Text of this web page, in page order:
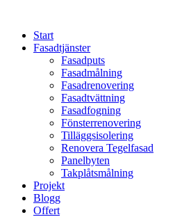
contentStart
Fasadtjänster
Fasadputs
Fasadmålning
Fasadrenovering
Fasadtvättning
Fasadfogning
Fönsterrenovering
Tilläggsisolering
Renovera Tegelfasad
Panelbyten
Takplåtsmålning
Projekt
Blogg
Offert